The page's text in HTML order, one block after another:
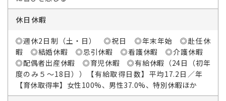
休日休暇
◎週休2日制（土・日） ◎祝日 ◎年末年始 ◎赴任休
暇 ◎結婚休暇 ◎忌引休暇 ◎看護休暇 ◎介護休暇
◎配偶者出産休暇 ◎育児休暇 ◎有給休暇（24日（初年
度のみ５～18日））【有給取得日数】平均17.2日／年
【育休取得率】女性100%、男性37.0%、特別休暇ほか